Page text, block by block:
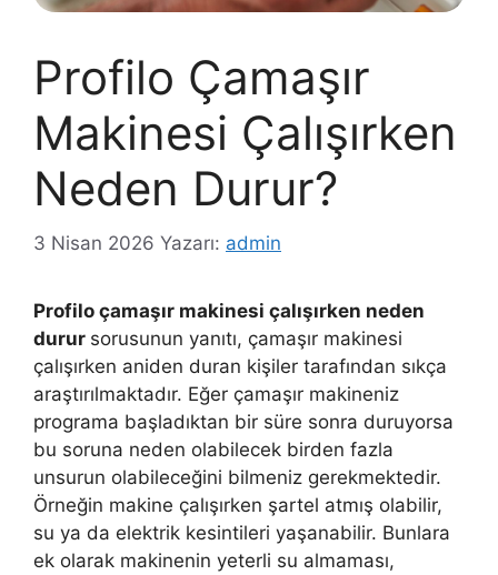
Profilo Çamaşır
Makinesi Çalışırken
Neden Durur?
3 Nisan 2026 Yazarı: admin
Profilo çamaşır makinesi çalışırken neden
durur sorusunun yanıtı, çamaşır makinesi
çalışırken aniden duran kişiler tarafından sıkça
araştırılmaktadır. Eğer çamaşır makineniz
programa başladıktan bir süre sonra duruyorsa
bu soruna neden olabilecek birden fazla
unsurun olabileceğini bilmeniz gerekmektedir.
Örneğin makine çalışırken şartel atmış olabilir,
su ya da elektrik kesintileri yaşanabilir. Bunlara
ek olarak makinenin yeterli su almaması,